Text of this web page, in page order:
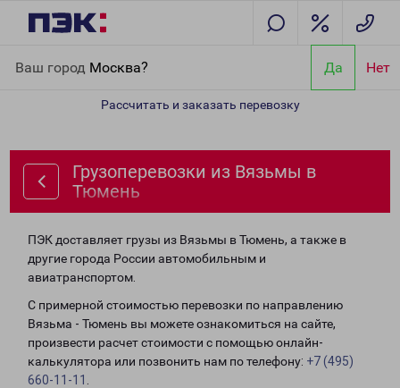
Ваш город Москва? Да Нет
Рассчитать и заказать перевозку
Грузоперевозки из Вязьмы в
Тюмень
ПЭК доставляет грузы из Вязьмы в Тюмень, а также в
другие города России автомобильным и
авиатранспортом.
С примерной стоимостью перевозки по направлению
Вязьма - Тюмень вы можете ознакомиться на сайте,
произвести расчет стоимости с помощью онлайн-
калькулятора или позвонить нам по телефону: +7 (495)
660-11-11